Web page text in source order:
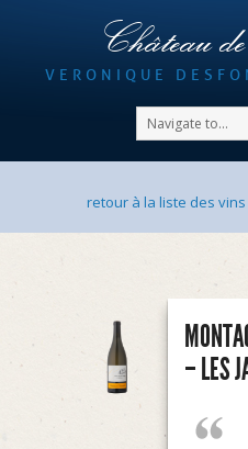
Château
VERONIQUE
retour à la liste des vins
– LES